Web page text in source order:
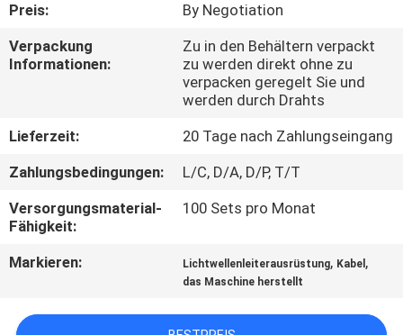
TRETEN
SIE
UNS
VERBINDUNG
NACHRICHTEN
Preis:
By Negotiation
Verpackung
Informationen:
Zu in den Behältern verpackt
zu werden direkt ohne zu
verpacken geregelt Sie und
werden durch Drahts
Lieferzeit:
20 Tage nach Zahlungseingang
Zahlungsbedingungen:
L/C, D/A, D/P, T/T
Versorgungsmaterial-
Fähigkeit:
100 Sets pro Monat
Markieren: Lichtwellenleiterausrüstung, Kabel ,
das Maschine herstellt